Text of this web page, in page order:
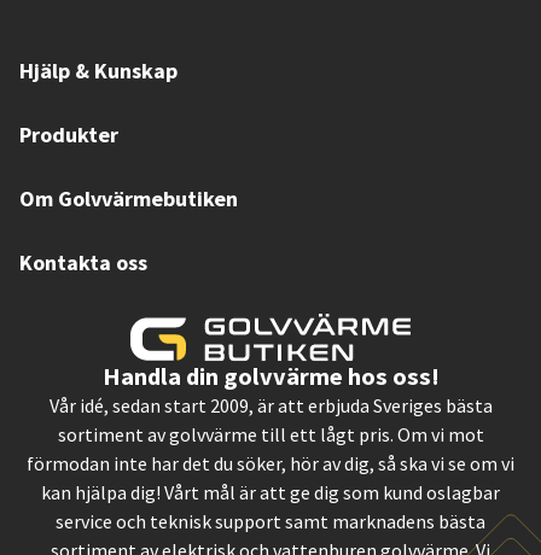
Hjälp & Kunskap
Produkter
Om Golvvärmebutiken
Kontakta oss
Handla din golvvärme hos oss!
Vår idé, sedan start 2009, är att erbjuda Sveriges bästa
sortiment av golvvärme till ett lågt pris. Om vi mot
förmodan inte har det du söker, hör av dig, så ska vi se om vi
kan hjälpa dig! Vårt mål är att ge dig som kund oslagbar
service och teknisk support samt marknadens bästa
sortiment av elektrisk och vattenburen golvvärme. Vi